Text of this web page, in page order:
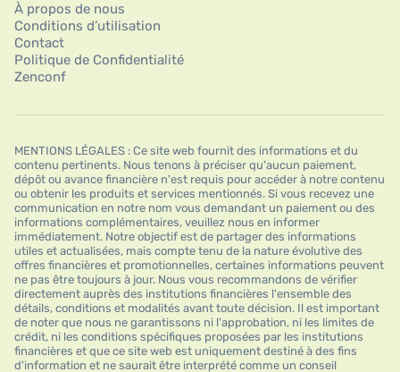
À propos de nous
Conditions d’utilisation
Contact
Politique de Confidentialité
Zenconf
MENTIONS LÉGALES : Ce site web fournit des informations et du
contenu pertinents. Nous tenons à préciser qu'aucun paiement,
dépôt ou avance financière n'est requis pour accéder à notre contenu
ou obtenir les produits et services mentionnés. Si vous recevez une
communication en notre nom vous demandant un paiement ou des
informations complémentaires, veuillez nous en informer
immédiatement. Notre objectif est de partager des informations
utiles et actualisées, mais compte tenu de la nature évolutive des
offres financières et promotionnelles, certaines informations peuvent
ne pas être toujours à jour. Nous vous recommandons de vérifier
directement auprès des institutions financières l'ensemble des
détails, conditions et modalités avant toute décision. Il est important
de noter que nous ne garantissons ni l'approbation, ni les limites de
crédit, ni les conditions spécifiques proposées par les institutions
financières et que ce site web est uniquement destiné à des fins
d'information et ne saurait être interprété comme un conseil